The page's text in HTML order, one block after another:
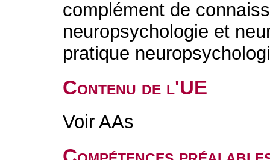
complément de
neuropsychologie et
pratique
Contenu de l'UE
Voir AAs